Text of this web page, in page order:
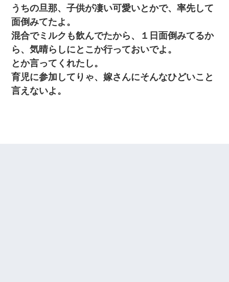
うちの旦那、子供が凄い可愛いとかで、率先して
面倒みてたよ。
混合でミルクも飲んでたから、１日面倒みてるか
ら、気晴らしにとこか行っておいでよ。
とか言ってくれたし。
育児に参加してりゃ、嫁さんにそんなひどいこと
言えないよ。